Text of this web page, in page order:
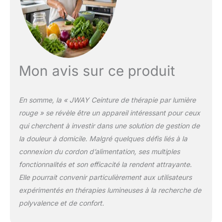
peut aider à promouvoir
et améliorer les
problèmes de peau. La
lumière infrarouge
peau environ 5 à 10 mm,
peut aider à atteindre les
aide à la relaxation
musculaire. Design
confortable et mains
thérapie par lumière
rouge s'adapte
confortablement lorsque
vous vous asseyez,
laissant vos mains libres.
Il suffit de retirer tous les
Mon avis sur ce produit
En somme, la « JWAY Ceinture de thérapie par lumière
rouge » se révèle être un appareil intéressant pour ceux
qui cherchent à investir dans une solution de gestion de
la douleur à domicile. Malgré quelques défis liés à la
connexion du cordon d’alimentation, ses multiples
fonctionnalités et son efficacité la rendent attrayante.
Elle pourrait convenir particulièrement aux utilisateurs
expérimentés en thérapies lumineuses à la recherche de
polyvalence et de confort.